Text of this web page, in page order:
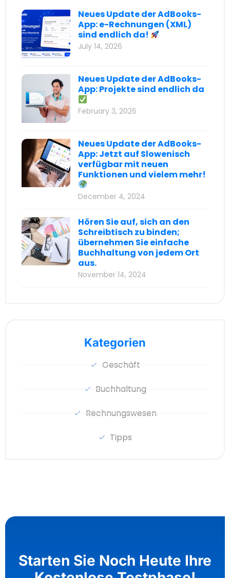
Neues Update der AdBooks-
App: e-Rechnungen (XML)
sind endlich da!
July 14, 2026
Neues Update der AdBooks-
App: Projekte sind endlich da
February 3, 2026
Neues Update der AdBooks-
App: Jetzt auf Slowenisch
verfügbar mit neuen
Funktionen und vielem mehr!
December 4, 2024
Hören Sie auf, sich an den
Schreibtisch zu binden;
übernehmen Sie einfache
Buchhaltung von jedem Ort
aus.
November 14, 2024
Kategorien
Geschäft
Buchhaltung
Rechnungswesen
Tipps
Starten Sie Noch Heute Ihre